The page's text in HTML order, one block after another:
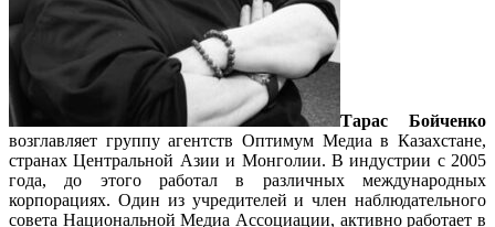
Тарас Бойченко
возглавляет группу агентств Оптимум Медиа в Казахстане,
странах Центральной Азии и Монголии. В индустрии с 2005
года, до этого работал в различных международных
корпорациях. Один из учредителей и член наблюдательного
совета Национальной Медиа Ассоциации, активно работает в